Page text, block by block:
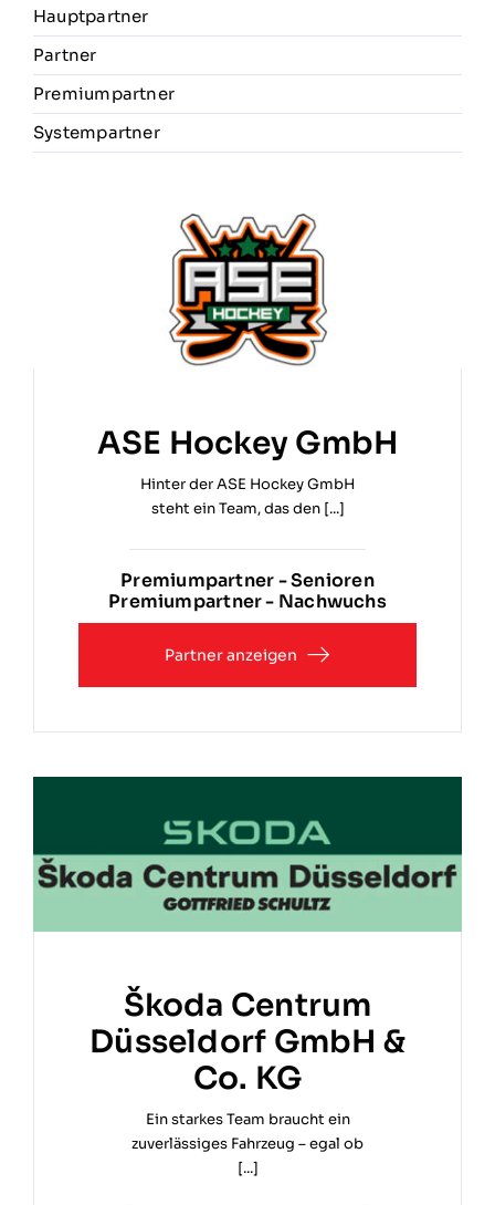
Hauptpartner
Partner
Premiumpartner
Systempartner
ASE Hockey GmbH
Hinter der ASE Hockey GmbH
steht ein Team, das den [...]
Premiumpartner - Senioren
Premiumpartner - Nachwuchs
Partner anzeigen
Škoda Centrum
Düsseldorf GmbH &
Co. KG
Ein starkes Team braucht ein
zuverlässiges Fahrzeug – egal ob
[...]